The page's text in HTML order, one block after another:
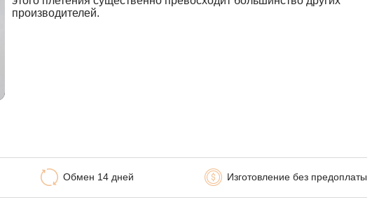
производителей.
Обмен 14 дней Изготовление без предоплаты